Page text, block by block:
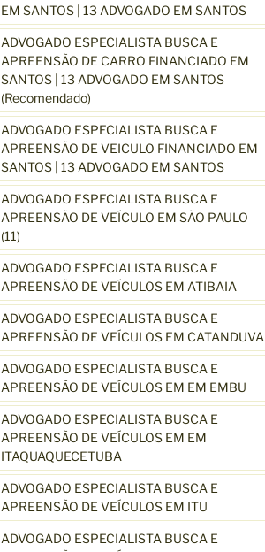
EM SANTOS | 13 ADVOGADO EM SANTOS
ADVOGADO ESPECIALISTA BUSCA E
APREENSÃO DE CARRO FINANCIADO EM
SANTOS | 13 ADVOGADO EM SANTOS
(Recomendado)
ADVOGADO ESPECIALISTA BUSCA E
APREENSÃO DE VEICULO FINANCIADO EM
SANTOS | 13 ADVOGADO EM SANTOS
ADVOGADO ESPECIALISTA BUSCA E
APREENSÃO DE VEÍCULO EM SÃO PAULO
(11)
ADVOGADO ESPECIALISTA BUSCA E
APREENSÃO DE VEÍCULOS EM ATIBAIA
ADVOGADO ESPECIALISTA BUSCA E
APREENSÃO DE VEÍCULOS EM CATANDUVA
ADVOGADO ESPECIALISTA BUSCA E
APREENSÃO DE VEÍCULOS EM EM EMBU
ADVOGADO ESPECIALISTA BUSCA E
APREENSÃO DE VEÍCULOS EM EM
ITAQUAQUECETUBA
ADVOGADO ESPECIALISTA BUSCA E
APREENSÃO DE VEÍCULOS EM ITU
ADVOGADO ESPECIALISTA BUSCA E